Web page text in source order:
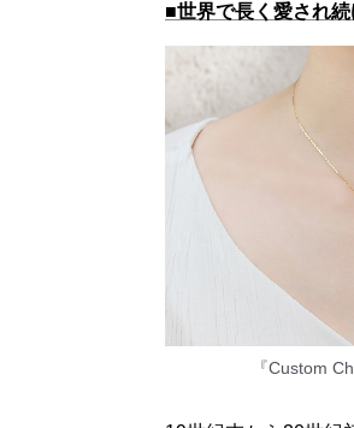
■世界で長く愛され
『Custom